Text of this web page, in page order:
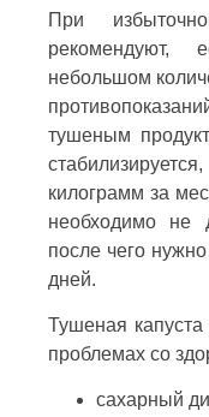
При
рекомендуют,
небольшом
тушеным
килограмм за
необходимо не
после чего
дней.
Тушеная
проблемах со
сахарный